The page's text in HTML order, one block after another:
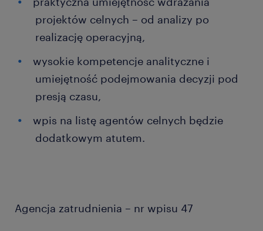
projektów celnych – od analizy po
realizację operacyjną,
wysokie kompetencje analityczne i
umiejętność podejmowania decyzji pod
presją czasu,
wpis na listę agentów celnych będzie
dodatkowym atutem.
Agencja zatrudnienia – nr wpisu 47